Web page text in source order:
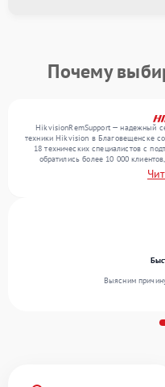
Почему
HikvisionRemSupport — надежный
техники Hikvision в Благовещенске
18 технических специалистов с
обратились более 10 000
превысило 12 000. Ежемесячно в
техники, включая , , . Мы беремся
Выясним